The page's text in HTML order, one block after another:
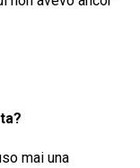
mai una